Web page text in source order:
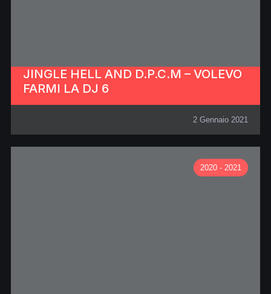
JINGLE HELL AND D.P.C.M – VOLEVO
FARMI LA DJ 6
2 Gennaio 2021
2020 - 2021